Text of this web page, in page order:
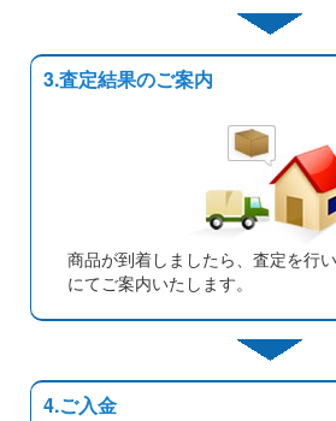
3.査定結果のご案内
商品が到着しましたら、査定を行
にてご案内いたします。
4.ご入金